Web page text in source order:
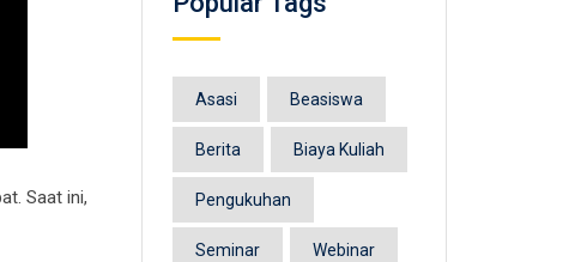
Saat ini,
Asasi Beasiswa
Berita Biaya Kuliah
Pengukuhan
Seminar Webinar